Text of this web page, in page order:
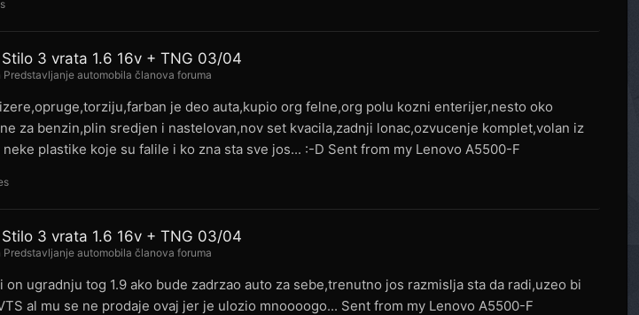
3 vrata 1.6 16v + TNG 03/04
Predstavljanje automobila članova foruma
je deo auta,kupio org felne,org polu kozni enterijer,nesto oko
za benzin,plin sredjen i nastelovan,nov set kvacila,zadnji lonac,ozvucenje komplet,volan iz
plastike koje su falile i ko zna sta sve jos... :-D Sent from my Lenovo A5500-F
3 vrata 1.6 16v + TNG 03/04
Predstavljanje automobila članova foruma
on ugradnju tog 1.9 ako bude zadrzao auto za sebe,trenutno jos razmislja sta da radi,uzeo bi
al mu se ne prodaje ovaj jer je ulozio mnoooogo... Sent from my Lenovo A5500-F